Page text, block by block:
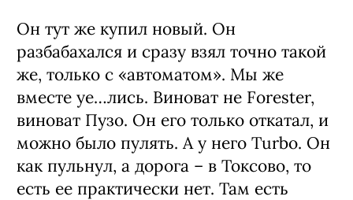
Он тут же купил новый. Он
разбабахался и сразу взял точно такой
же, только с «автоматом». Мы же
вместе уе…лись. Виноват не Forester,
виноват Пузо. Он его только откатал, и
можно было пулять. А у него Turbo. Он
как пульнул, а дорога – в Токсово, то
есть ее практически нет. Там есть